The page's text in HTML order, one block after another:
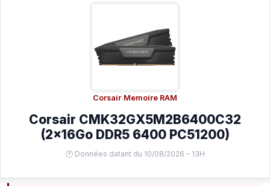
Corsair·Memoire RAM
Corsair CMK32GX5M2B6400C32
(2x16Go DDR5 6400 PC51200)
🕐 Données datant du 10/08/2026 – 13H